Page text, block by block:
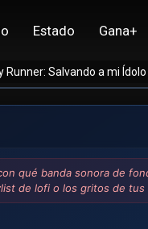
Estado Gana+
Runner: Salvando a mi Ídolo
qué banda sonora de
de lofi o los gritos de